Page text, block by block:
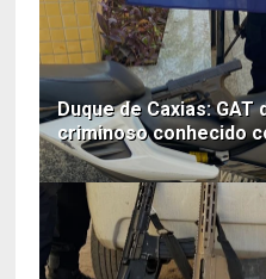
Duque de Caxias: GAT
criminoso conhecido